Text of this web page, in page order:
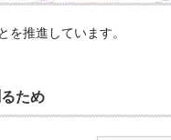
を推進しています。
ため